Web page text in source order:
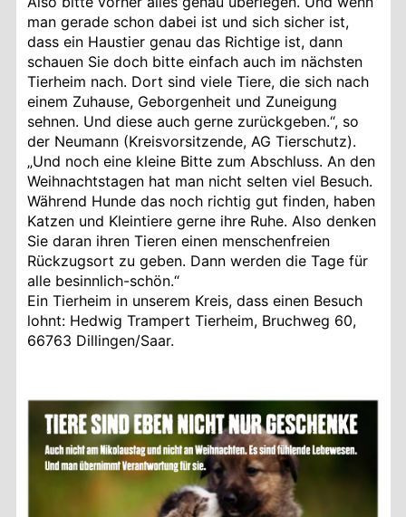
man gerade schon dabei ist und sich sicher ist,
dass ein Haustier genau das Richtige ist, dann
schauen Sie doch bitte einfach auch im nächsten
Tierheim nach. Dort sind viele Tiere, die sich nach
einem Zuhause, Geborgenheit und Zuneigung
sehnen. Und diese auch gerne zurückgeben.“, so
der Neumann (Kreisvorsitzende, AG Tierschutz).
„Und noch eine kleine Bitte zum Abschluss. An den
Weihnachtstagen hat man nicht selten viel Besuch.
Während Hunde das noch richtig gut finden, haben
Katzen und Kleintiere gerne ihre Ruhe. Also denken
Sie daran ihren Tieren einen menschenfreien
Rückzugsort zu geben. Dann werden die Tage für
alle besinnlich-schön.“
Ein Tierheim in unserem Kreis, dass einen Besuch
lohnt: Hedwig Trampert Tierheim, Bruchweg 60,
66763 Dillingen/Saar.